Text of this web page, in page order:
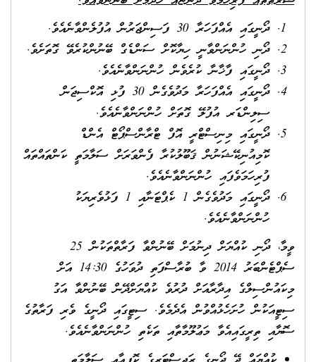
ދޯނީގައި އެއްފަހަރާ 30 ފަސިންޖަރުން އުފުލެންވާނެއެވެ.
ދޯނި ހުންނަންވާނީ ހިޔާކޮށް ސަންޑެގް ބޭނުންކުރެވޭ ގޮތަށެވެ.
ދޯނީގައި ފާޚާނާ ކުރެވެން ހުންނަންވާނެއެވެ.
ދޯނީގައި އެއްފަހަރާ މަދުވެގެން 30 ފުޅި އޮކްސިޖަން
ސިލިންޑަރ އުފުލޭ ގޮތަށް ހުންނަންވާނެއެވެ.
ދޯނީގައި މިނިސްޓްރީ އޮފް ޓްރާންސްޕޯޓް އެންޑް
ކޮމިއުނިކޭޝަނުން ޤަބޫލުކުރާ ފެންވަރަށް ސަލާމަތީ ކަންތައްތައް
ފުރިހަމަވެފައި ހުންނަންވާނެއެވެ.
ދޯނީގައި މަދުވެގެން 1 ކެޕްޓަނާއި 1 ފަޅުވެރިޔަކު
ހުންނަންވާނެއެވެ.
ވީމާ، ދޯނި ކުއްޔަށް ދިނުމަށް ބޭނުންވާ ފަރާތްތަކުން 25
ސެޕްޓެންބަރު 2014 ވާ ބުރާސްފަތި ދުވަހުގެ 14:30 އަށް
މިކައުންސިލްގެ އިދާރާއަށް ދުރުވެ ކުއްޔަށްދޭން ބޭނުންވާ އަގު
ސިޓީއަކުން ހުށަހެޅުއްވުން އެދެމެވެ. ސިޓީގައި ދޯނީގެ ވެރި ފަރާތުގެ
ސޮޔާއި ތިރީގައިއެވާ މަޢުލޫމާތާއި ތަކެތި ހުންނަންވާނެއެވެ.